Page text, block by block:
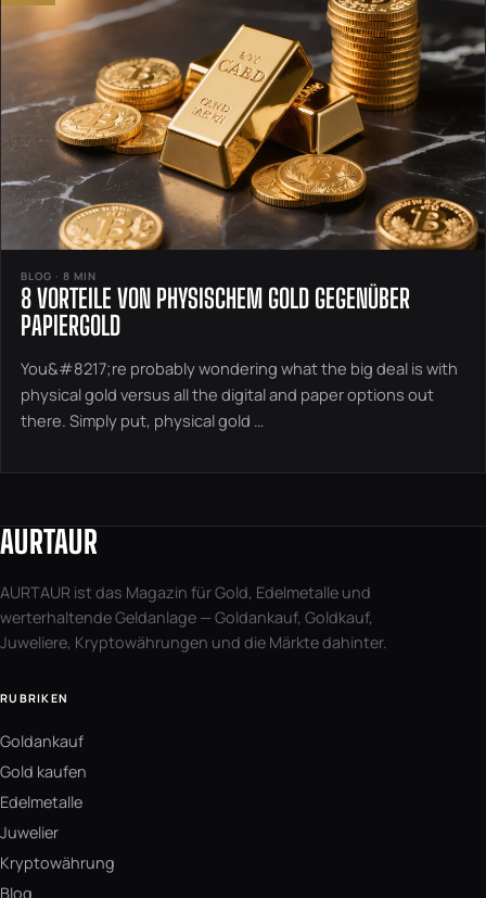
BLOG · 8 MIN
8 VORTEILE VON PHYSISCHEM GOLD GEGENÜBER
PAPIERGOLD
You&#8217;re probably wondering what the big deal is with
physical gold versus all the digital and paper options out
there. Simply put, physical gold …
AURTAUR
AURTAUR ist das Magazin für Gold, Edelmetalle und
werterhaltende Geldanlage — Goldankauf, Goldkauf,
Juweliere, Kryptowährungen und die Märkte dahinter.
RUBRIKEN
Goldankauf
Gold kaufen
Edelmetalle
Juwelier
Kryptowährung
Blog